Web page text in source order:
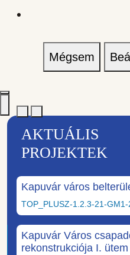
Mégsem
AKTUÁLIS
PROJEKTEK
Kapuvár város
TOP_PLUSZ-1.2.3-21-
Kapuvár Város
rekonstrukciója I. ütem